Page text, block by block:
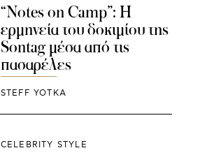
“Notes on Camp”: Η
ερμηνεία του δοκιμίου της
Sontag μέσα από τις
πασαρέλες
STEFF YOTKA
CELEBRITY STYLE